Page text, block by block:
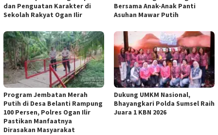
dan Penguatan Karakter di
Sekolah Rakyat Ogan Ilir
Bersama Anak-Anak Panti
Asuhan Mawar Putih
Program Jembatan Merah
Putih di Desa Belanti Rampung
100 Persen, Polres Ogan Ilir
Pastikan Manfaatnya
Dirasakan Masyarakat
Dukung UMKM Nasional,
Bhayangkari Polda Sumsel Raih
Juara 1 KBN 2026